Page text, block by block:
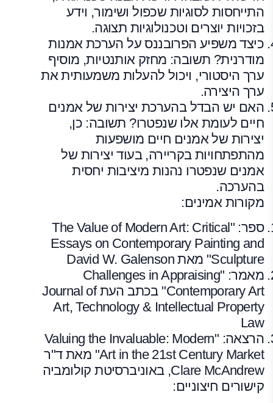
התייחסות לסוגיות שכפול ושימור, וידע
בזכויות יוצרים וטכנולוגיות תצוגה.
כיצד משפיע הפרובננס על הערכת אמנות
מודרנית? תשובה: מחזק אותנטיות, מוסיף
ערך היסטורי, ויכול להעלות משמעותית את
ערך היצירה.
האם יש הבדל בהערכת יצירות של אמנים
חיים לעומת אלו שנפטרו? תשובה: כן,
יצירות של אמנים חיים מושפעות
מהתפתחויות בקריירה, בעוד יצירות של
אמנים שנפטרו נהנות מיציבות יחסית
בהערכה.
מקורות אמינים:
ספר: "The Value of Modern Art: Critical
Essays on Contemporary Painting and
Sculpture" מאת David W. Galenson
מאמר: "Challenges in Appraising
Contemporary Art" בכתב העת Journal of
Art, Technology & Intellectual Property
Law
הרצאה: "Valuing the Invaluable: Modern
Art in the 21st Century Market" מאת ד"ר
Clare McAndrew, באוניברסיטת קולומביה
קישורים חיצוניים: